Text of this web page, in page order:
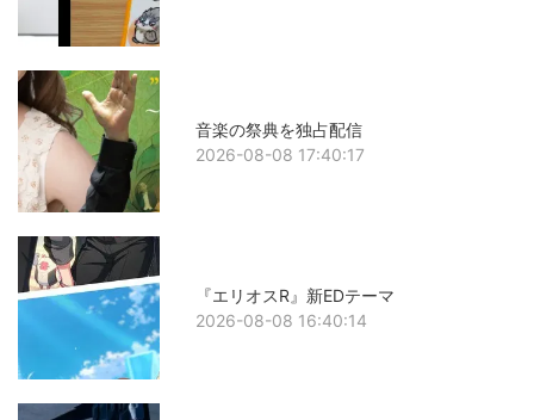
音楽の祭典を独占配信
2026-08-08 17:40:17
『エリオスR』新EDテーマ
2026-08-08 16:40:14